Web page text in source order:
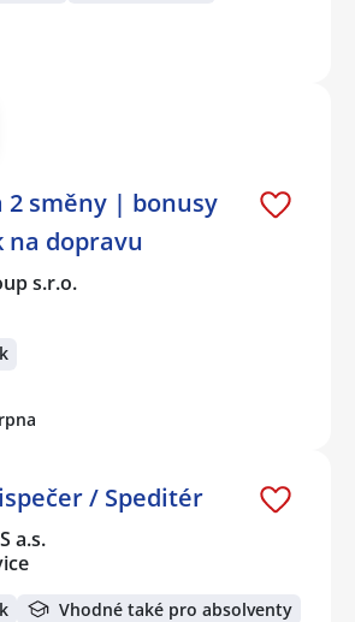
2 směny | bonusy
na dopravu
s.r.o.
/ Speditér
a.s.
Vhodné také pro absolventy